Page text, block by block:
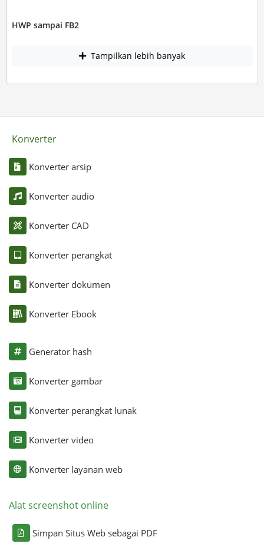
HWP sampai FB2
Tampilkan lebih banyak
Konverter
Konverter arsip
Konverter audio
Konverter CAD
Konverter perangkat
Konverter dokumen
Konverter Ebook
Generator hash
Konverter gambar
Konverter perangkat lunak
Konverter video
Konverter layanan web
Alat screenshot online
Simpan Situs Web sebagai PDF